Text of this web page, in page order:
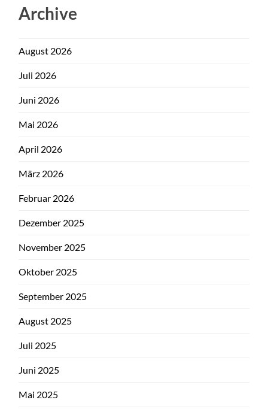
Archive
August 2026
Juli 2026
Juni 2026
Mai 2026
April 2026
März 2026
Februar 2026
Dezember 2025
November 2025
Oktober 2025
September 2025
August 2025
Juli 2025
Juni 2025
Mai 2025